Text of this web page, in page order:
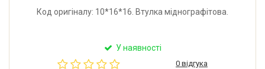
Код оригіналу: 10*16*16. Втулка міднографітова.
У наявності
0 відгука